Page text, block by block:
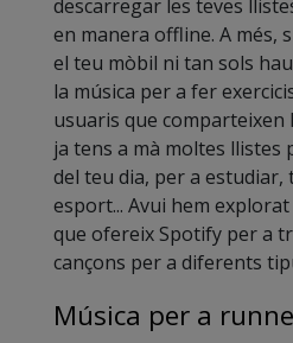
descarregar les teves
en manera offline. A més,
el teu mòbil ni tan sols
la música per a fer
usuaris que comparteixen
ja tens a mà moltes llistes
del teu dia, per a
esport... Avui hem
que ofereix Spotify per a
cançons per a diferents
Música per a